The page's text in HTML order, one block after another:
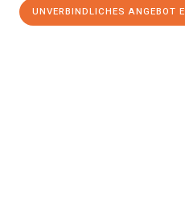
UNVERBINDLICHES ANGEBOT